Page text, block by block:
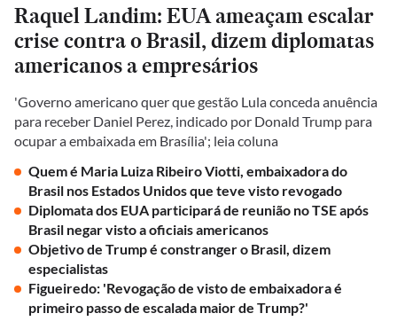
Raquel Landim: EUA ameaçam escalar
crise contra o Brasil, dizem diplomatas
americanos a empresários
'Governo americano quer que gestão Lula conceda anuência
para receber Daniel Perez, indicado por Donald Trump para
ocupar a embaixada em Brasília'; leia coluna
Quem é Maria Luiza Ribeiro Viotti, embaixadora do
Brasil nos Estados Unidos que teve visto revogado
Diplomata dos EUA participará de reunião no TSE após
Brasil negar visto a oficiais americanos
Objetivo de Trump é constranger o Brasil, dizem
especialistas
Figueiredo: 'Revogação de visto de embaixadora é
primeiro passo de escalada maior de Trump?'